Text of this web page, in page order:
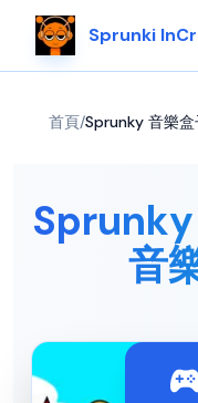
Sprunki
首頁/Sprunky 音樂
Sprunky
音